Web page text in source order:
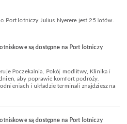
Port lotniczy Julius Nyerere jest 25 lotów.
są dostępne na Port lotniczy
aby poprawić komfort podróży.
i układzie terminali znajdziesz na
są dostępne na Port lotniczy